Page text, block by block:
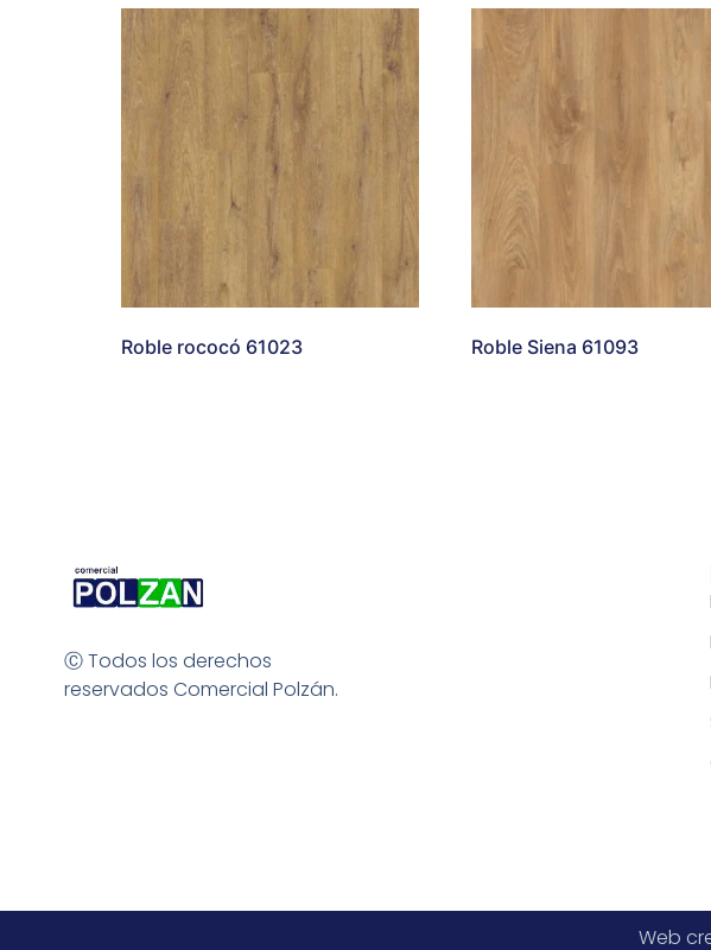
Roble rococó 61023 Roble Siena 61093
Ⓒ Todos los derechos
reservados Comercial Polzán.
Web